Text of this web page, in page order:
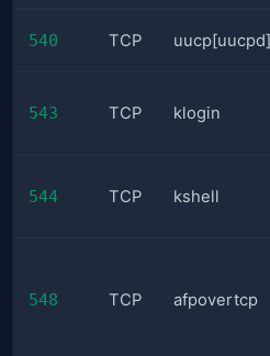
540 TCP uucp[uucpd]
543 TCP klogin
544 TCP kshell
548 TCP afpovertcp